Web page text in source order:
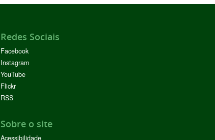
Redes Sociais
Facebook
Instagram
YouTube
Flickr
RSS
Sobre o site